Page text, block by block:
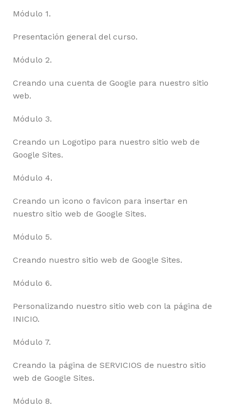
Módulo 1.
Presentación general del curso.
Módulo 2.
Creando una cuenta de Google para nuestro sitio
web.
Módulo 3.
Creando un Logotipo para nuestro sitio web de
Google Sites.
Módulo 4.
Creando un icono o favicon para insertar en
nuestro sitio web de Google Sites.
Módulo 5.
Creando nuestro sitio web de Google Sites.
Módulo 6.
Personalizando nuestro sitio web con la página de
INICIO.
Módulo 7.
Creando la página de SERVICIOS de nuestro sitio
web de Google Sites.
Módulo 8.